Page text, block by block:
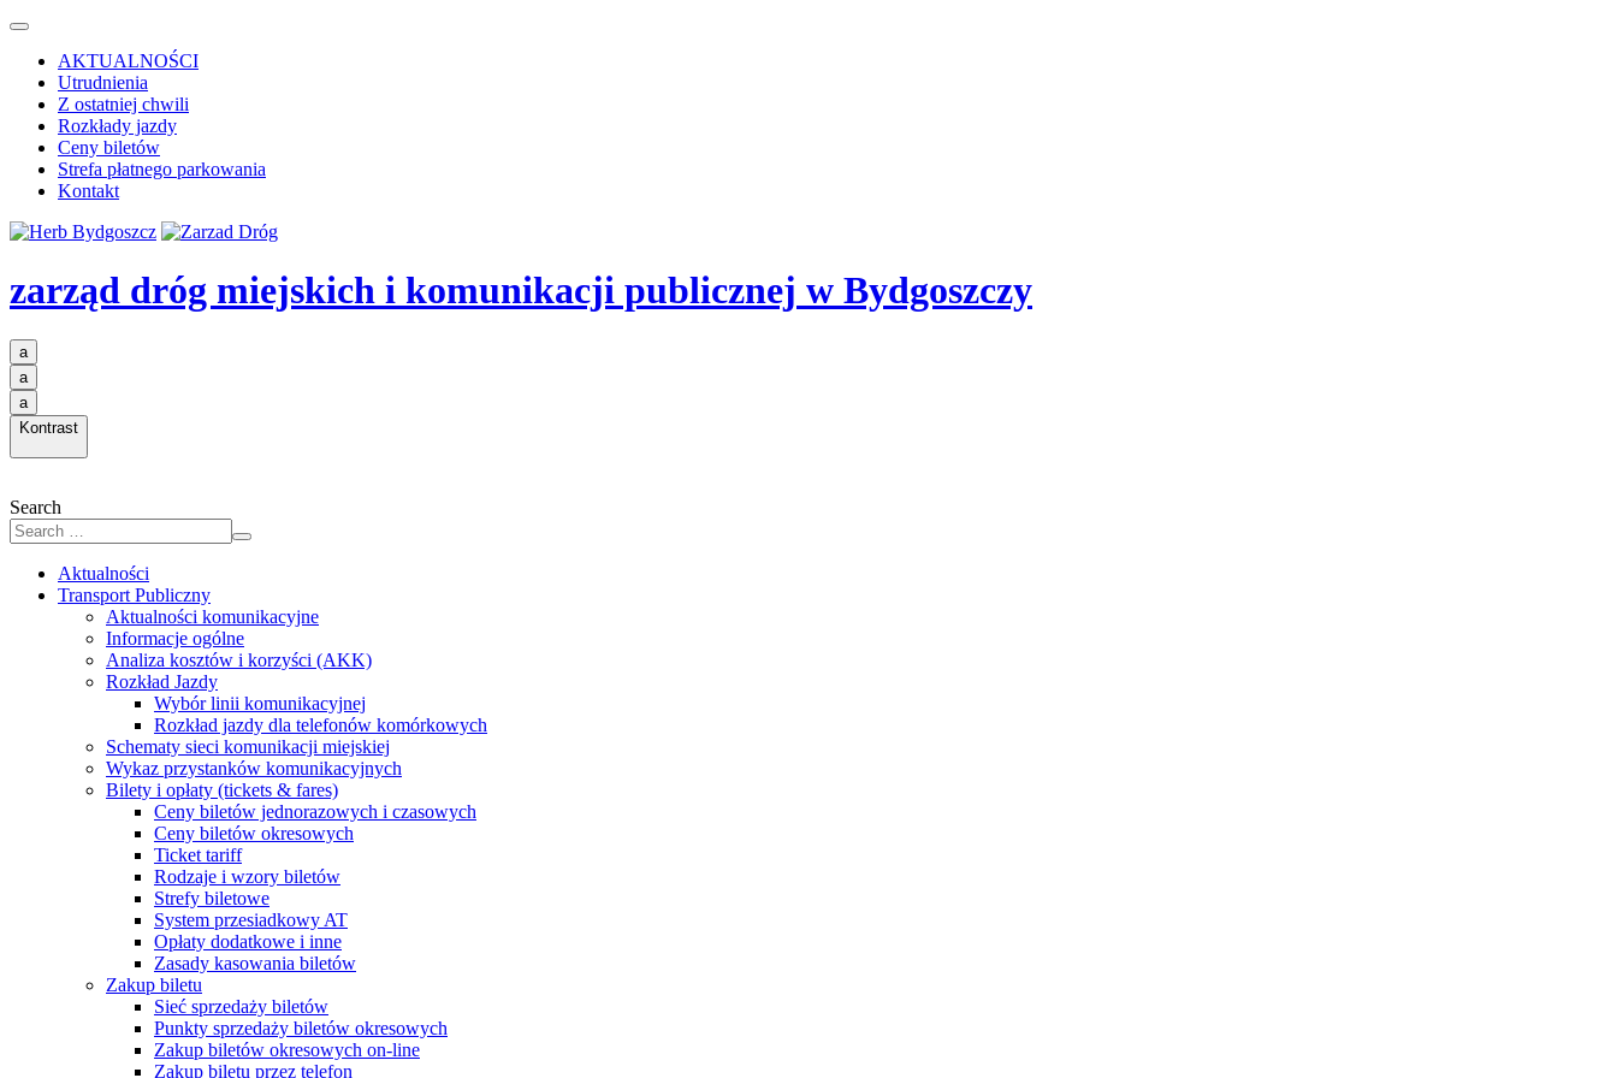
AKTUALNOŚCI
Utrudnienia
Z ostatniej chwili
Rozkłady jazdy
Ceny biletów
Strefa płatnego parkowania
Kontakt
zarząd dróg miejskich i komunikacji publicznej w Bydgoszczy
a
a
a
Kontrast
Search
Aktualności
Transport Publiczny
Aktualności komunikacyjne
Informacje ogólne
Analiza kosztów i korzyści (AKK)
Rozkład Jazdy
Wybór linii komunikacyjnej
Rozkład jazdy dla telefonów komórkowych
Schematy sieci komunikacji miejskiej
Wykaz przystanków komunikacyjnych
Bilety i opłaty (tickets & fares)
Ceny biletów jednorazowych i czasowych
Ceny biletów okresowych
Ticket tariff
Rodzaje i wzory biletów
Strefy biletowe
System przesiadkowy AT
Opłaty dodatkowe i inne
Zasady kasowania biletów
Zakup biletu
Sieć sprzedaży biletów
Punkty sprzedaży biletów okresowych
Zakup biletów okresowych on-line
Zakup biletu przez telefon